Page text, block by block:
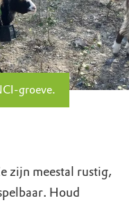
groeve.
zijn meestal rustig,
Houd